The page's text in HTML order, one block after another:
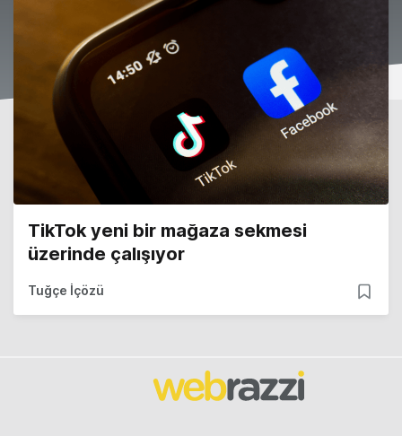
TikTok yeni bir mağaza sekmesi
üzerinde çalışıyor
Tuğçe İçözü